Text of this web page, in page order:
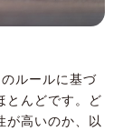
ルールに基づ
とんどです。ど
が高いのか、以